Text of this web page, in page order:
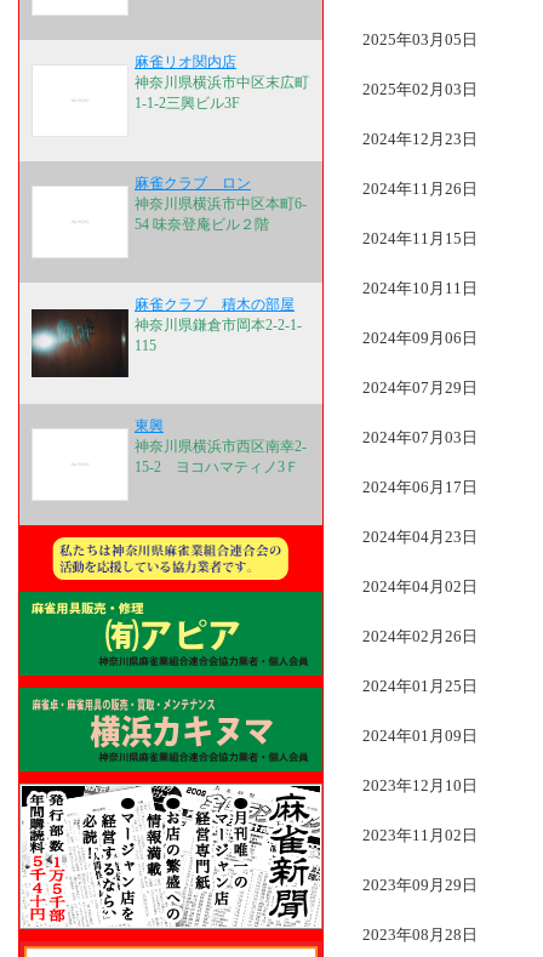
麻雀リオ関内店
神奈川県横浜市中区末広町
1-1-2三興ビル3F
麻雀クラブ ロン
神奈川県横浜市中区本町6-
54 味奈登庵ビル２階
麻雀クラブ 積木の部屋
神奈川県鎌倉市岡本2-2-1-
115
東興
神奈川県横浜市西区南幸2-
15-2 ヨコハマティノ3Ｆ
2025年03月05日
2025年02月03日
2024年12月23日
2024年11月26日
2024年11月15日
2024年10月11日
2024年09月06日
2024年07月29日
2024年07月03日
2024年06月17日
2024年04月23日
2024年04月02日
2024年02月26日
2024年01月25日
2024年01月09日
2023年12月10日
2023年11月02日
2023年09月29日
2023年08月28日